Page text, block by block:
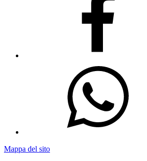
Mappa del sito